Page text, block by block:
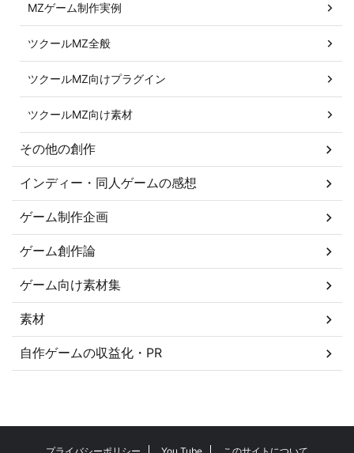
MZゲーム制作実例
ツクールMZ全般
ツクールMZ向けプラグイン
ツクールMZ向け素材
その他の創作
インディー・同人ゲームの感想
ゲーム制作企画
ゲーム創作論
ゲーム向け素材集
素材
自作ゲームの収益化・PR